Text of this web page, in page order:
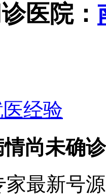
医院：
经验
尚未确
家最新号